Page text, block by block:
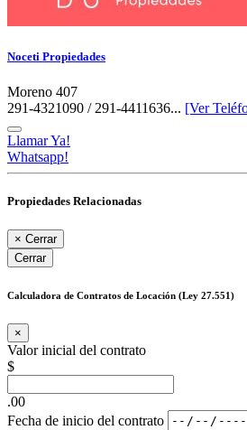
Noceti Propiedades
Moreno 407
291-4321090 / 291-4411636... [Ver
Llamar Ya!
Whatsapp!
Propiedades Relacionadas
× Cerrar
Cerrar
Calculadora de Contratos de Locación (Ley 27.551)
×
Valor inicial del contrato
$
.00
Fecha de inicio del contrato